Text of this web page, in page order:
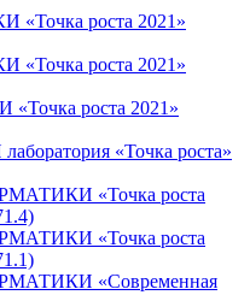
«Точка роста 2021»
«Точка роста 2021»
роста 2021»
«Точка роста»
«Точка роста
«Точка роста
«Современная